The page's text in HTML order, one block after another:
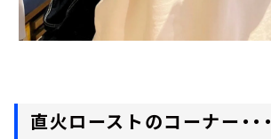
直火ローストのコーナー・・・